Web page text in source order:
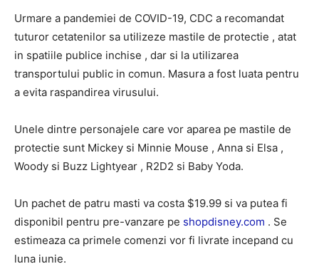
Urmare a pandemiei de COVID-19, CDC a recomandat
tuturor cetatenilor sa utilizeze mastile de protectie , atat
in spatiile publice inchise , dar si la utilizarea
transportului public in comun. Masura a fost luata pentru
a evita raspandirea virusului.
Unele dintre personajele care vor aparea pe mastile de
protectie sunt Mickey si Minnie Mouse , Anna si Elsa ,
Woody si Buzz Lightyear , R2D2 si Baby Yoda.
Un pachet de patru masti va costa $19.99 si va putea fi
disponibil pentru pre-vanzare pe shopdisney.com . Se
estimeaza ca primele comenzi vor fi livrate incepand cu
luna iunie.